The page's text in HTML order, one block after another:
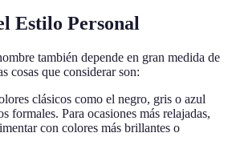
Estilo Personal
también depende en gran medida de
cosas que considerar son:
clásicos como el negro, gris o azul
formales. Para ocasiones más relajadas,
con colores más brillantes o